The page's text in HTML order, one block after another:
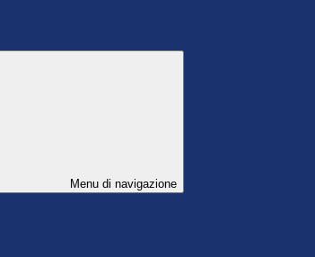
Menu di navigazione